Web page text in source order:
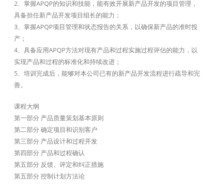
2、掌握APQP的知识和技能，能有效开展新产品开发的项目管理，
具备担任新产品开发项目组长的能力；
3、掌握APQP项目管理和状态报告的关系，以确保新产品的准时投
产；
4、具备应用APQP方法对现有产品和过程实施过程评估的能力，以
实现产品和过程的标准化和持续改进；
5、培训完成后，能够对本公司已有的新产品开发流程进行疏导和完
善。
课程大纲
第一部分 产品质量策划基本原则
第二部分 确定项目和识别客户
第三部分 产品设计和过程开发
第四部分 产品和过程确认
第五部分 反馈、评定和纠正措施
第五部分 控制计划方法论